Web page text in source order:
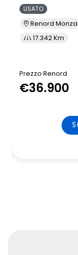
USATO
Renord Monza
17.342 Km
Prezzo Renord
€36.900